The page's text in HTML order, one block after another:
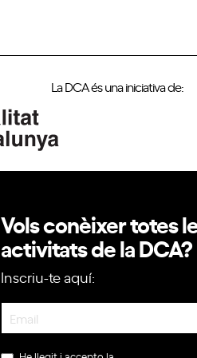
La DCA és una iniciativa de:
Vols conèixer totes
activitats de la DCA?
Inscriu-te aquí:
Newsletter